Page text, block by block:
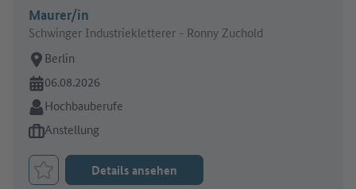
Maurer/in
Schwinger Industriekletterer - Ronny Zuchold
Arbeitsort:
Berlin
Online seit:
06.08.2026
Branche:
Hochbauberufe
Art des Jobangebots:
Anstellung
Job merken
Details ansehen